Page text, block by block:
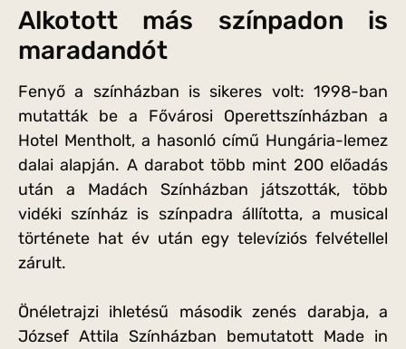
Alkotott más színpadon is
maradandót
Fenyő a színházban is sikeres volt: 1998-ban
mutatták be a Fővárosi Operettszínházban a
Hotel Mentholt, a hasonló című Hungária-lemez
dalai alapján. A darabot több mint 200 előadás
után a Madách Színházban játszották, több
vidéki színház is színpadra állította, a musical
története hat év után egy televíziós felvétellel
zárult.
Önéletrajzi ihletésű második zenés darabja, a
József Attila Színházban bemutatott Made in